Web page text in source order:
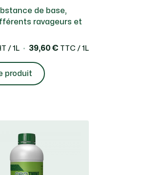
d’origine
insecticide et/ou
risque pour
de base,
ravageurs et
/ 1L 39,60 € TTC / 1L
produit